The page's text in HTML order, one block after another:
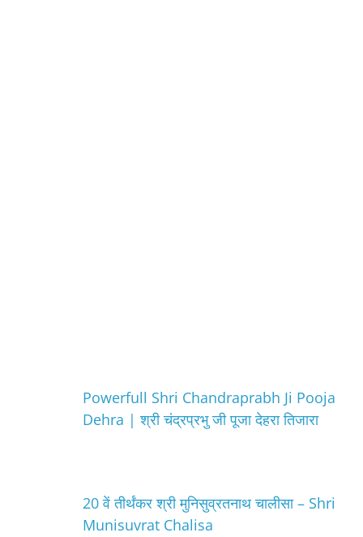
Powerfull Shri Chandraprabh Ji Pooja
Dehra | श्री चंद्रप्रभु जी पूजा देहरा तिजारा
20 वें तीर्थंकर श्री मुनिसुव्रतनाथ चालीसा – Shri
Munisuvrat Chalisa